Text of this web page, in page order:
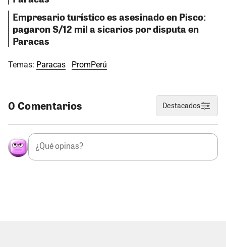
Empresario turístico es asesinado en Pisco:
pagaron S/12 mil a sicarios por disputa en
Paracas
Temas: Paracas PromPerú
0 Comentarios Destacados